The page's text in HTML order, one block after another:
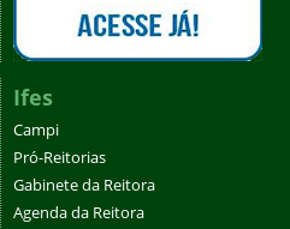
Ifes
Campi
Pró-Reitorias
Gabinete da Reitora
Agenda da Reitora